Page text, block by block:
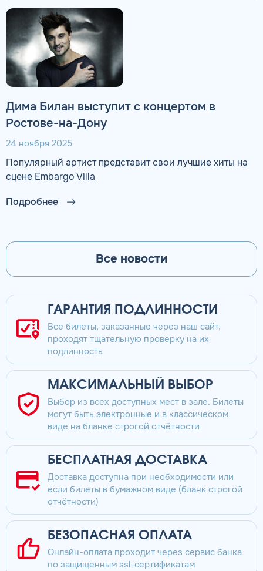
Дима Билан выступит с концертом в
Ростове-на-Дону
24 ноября 2025
Популярный артист представит свои лучшие хиты на
сцене Embargo Villa
Подробнее
Все новости
ГАРАНТИЯ ПОДЛИННОСТИ
Все билеты, заказанные через наш сайт,
проходят тщательную проверку на их
подлинность
МАКСИМАЛЬНЫЙ ВЫБОР
Выбор из всех доступных мест в зале. Билеты
могут быть электронные и в классическом
виде на бланке строгой отчётности
БЕСПЛАТНАЯ ДОСТАВКА
Доставка доступна при необходимости или
если билеты в бумажном виде (бланк строгой
отчётности)
БЕЗОПАСНАЯ ОПЛАТА
Онлайн-оплата проходит через сервис банка
по защищенным ssl-сертификатам